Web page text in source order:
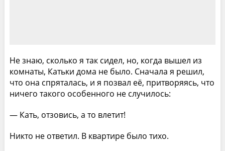
Не знаю, сколько я так сидел, но, когда вышел из
комнаты, Катьки дома не было. Сначала я решил,
что она спряталась, и я позвал её, притворяясь, что
ничего такого особенного не случилось:
— Кать, отзовись, а то влетит!
Никто не ответил. В квартире было тихо.